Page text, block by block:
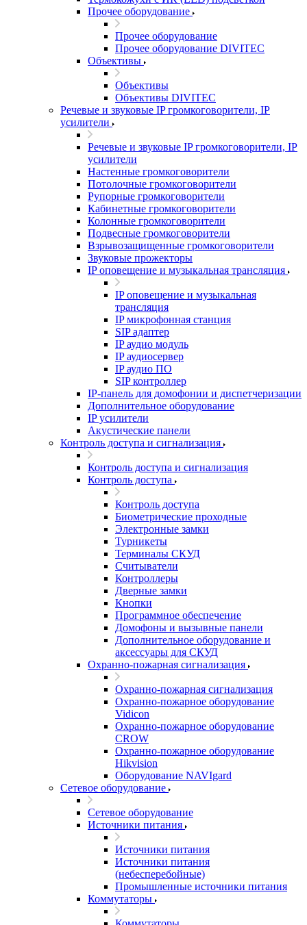
Прочее оборудование
Прочее оборудование
Прочее оборудование DIVITEC
Объективы
Объективы
Объективы DIVITEC
Речевые и звуковые IP громкоговорители, IP
усилители
Речевые и звуковые IP громкоговорители, IP
усилители
Настенные громкоговорители
Потолочные громкоговорители
Рупорные громкоговорители
Кабинетные громкоговорители
Колонные громкоговорители
Подвесные громкоговорители
Взрывозащищенные громкоговорители
Звуковые прожекторы
IP оповещение и музыкальная трансляция
IP оповещение и музыкальная
трансляция
IP микрофонная станция
SIP адаптер
IP аудио модуль
IP аудиосервер
IP аудио ПО
SIP контроллер
IP-панель для домофонии и диспетчеризации
Дополнительное оборудование
IP усилители
Акустические панели
Контроль доступа и сигнализация
Контроль доступа и сигнализация
Контроль доступа
Контроль доступа
Биометрические проходные
Электронные замки
Турникеты
Терминалы СКУД
Считыватели
Контроллеры
Дверные замки
Кнопки
Программное обеспечение
Домофоны и вызывные панели
Дополнительное оборудование и
аксессуары для СКУД
Охранно-пожарная сигнализация
Охранно-пожарная сигнализация
Охранно-пожарное оборудование
Vidicon
Охранно-пожарное оборудование
CROW
Охранно-пожарное оборудование
Hikvision
Оборудование NAVIgard
Сетевое оборудование
Сетевое оборудование
Источники питания
Источники питания
Источники питания
(небесперебойные)
Промышленные источники питания
Коммутаторы